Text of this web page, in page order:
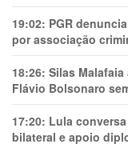
19:02: PGR
por associação
18:26: Silas
Flávio Bolsonaro
17:20: Lula
bilateral e apoio